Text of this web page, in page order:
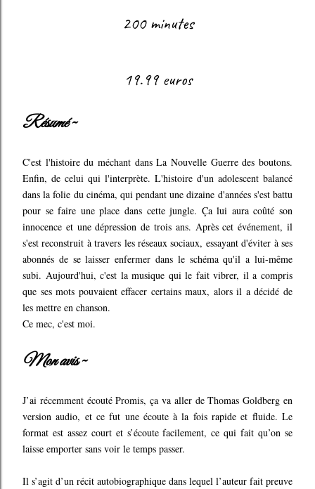
200 minutes
19.99 euros
Résumé ~
C'est l'histoire du méchant dans La Nouvelle Guerre des boutons.
Enfin, de celui qui l'interprète. L'histoire d'un adolescent balancé
dans la folie du cinéma, qui pendant une dizaine d'années s'est battu
pour se faire une place dans cette jungle. Ça lui aura coûté son
innocence et une dépression de trois ans. Après cet événement, il
s'est reconstruit à travers les réseaux sociaux, essayant d'éviter à ses
abonnés de se laisser enfermer dans le schéma qu'il a lui-même
subi. Aujourd'hui, c'est la musique qui le fait vibrer, il a compris
que ses mots pouvaient effacer certains maux, alors il a décidé de
les mettre en chanson.
Ce mec, c'est moi.
Mon avis ~
J’ai récemment écouté Promis, ça va aller de Thomas Goldberg en
version audio, et ce fut une écoute à la fois rapide et fluide. Le
format est assez court et s’écoute facilement, ce qui fait qu’on se
laisse emporter sans voir le temps passer.
Il s’agit d’un récit autobiographique dans lequel l’auteur fait preuve